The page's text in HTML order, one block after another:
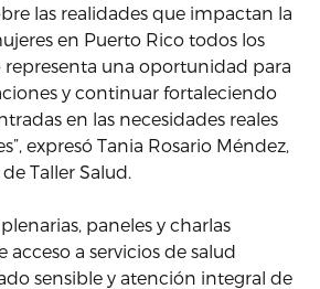
las realidades que impactan la
en Puerto Rico todos los
representa una oportunidad para
y continuar fortaleciendo
en las necesidades reales
expresó Tania Rosario Méndez,
Taller Salud.
paneles y charlas
a servicios de salud
sensible y atención integral de